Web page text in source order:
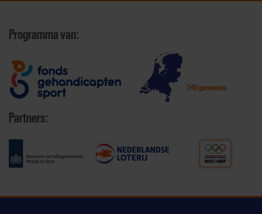
Programma van:
340 gemeenten
Partners: